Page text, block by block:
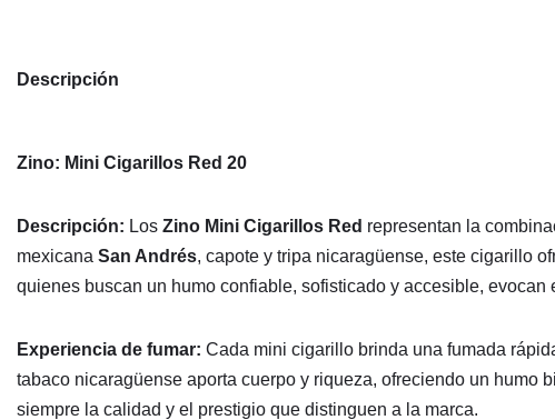
Descripción
Zino: Mini Cigarillos Red 20
Descripción: Los Zino Mini Cigarillos Red representan la
mexicana San Andrés, capote y tripa nicaragüense, este cigarillo
quienes buscan un humo confiable, sofisticado y accesible,
Experiencia de fumar: Cada mini cigarillo brinda una fumada
tabaco nicaragüense aporta cuerpo y riqueza, ofreciendo un humo
siempre la calidad y el prestigio que distinguen a la marca.